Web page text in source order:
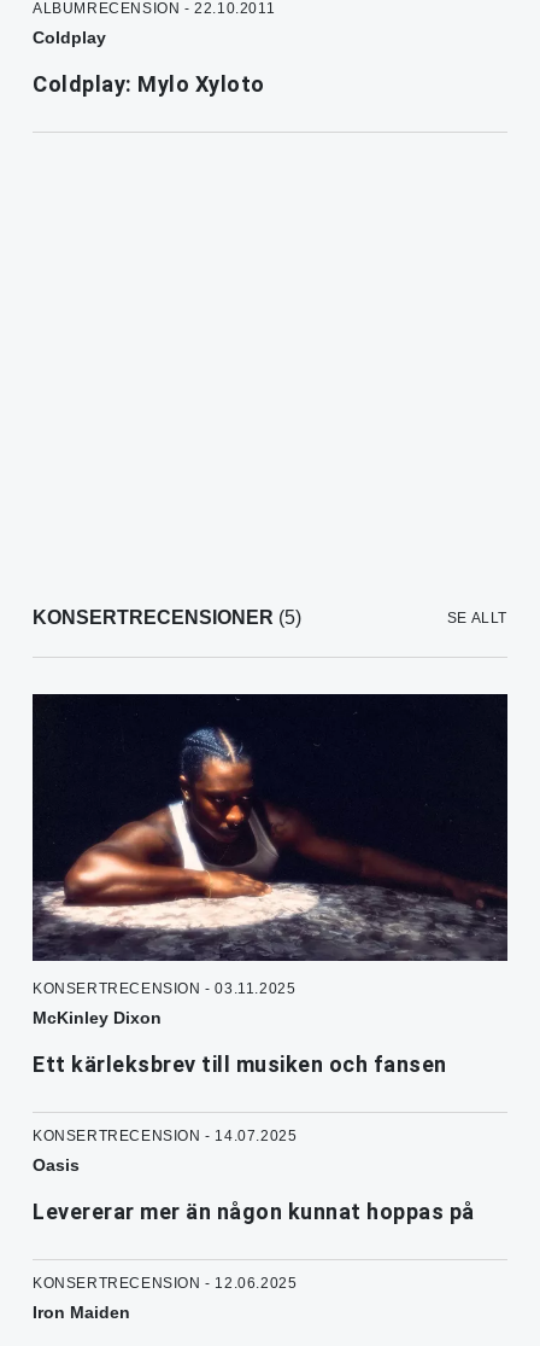
ALBUMRECENSION - 22.10.2011
Coldplay
Coldplay: Mylo Xyloto
KONSERTRECENSIONER (5) SE ALLT
KONSERTRECENSION - 03.11.2025
McKinley Dixon
Ett kärleksbrev till musiken och fansen
KONSERTRECENSION - 14.07.2025
Oasis
Levererar mer än någon kunnat hoppas på
KONSERTRECENSION - 12.06.2025
Iron Maiden